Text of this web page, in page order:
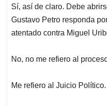
Sí, así de claro. Debe
Gustavo Petro responda
atentado contra Miguel
No, no me refiero al
Me refiero al Juicio Político.